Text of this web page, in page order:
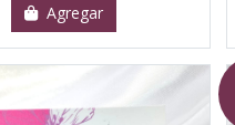
Agregar